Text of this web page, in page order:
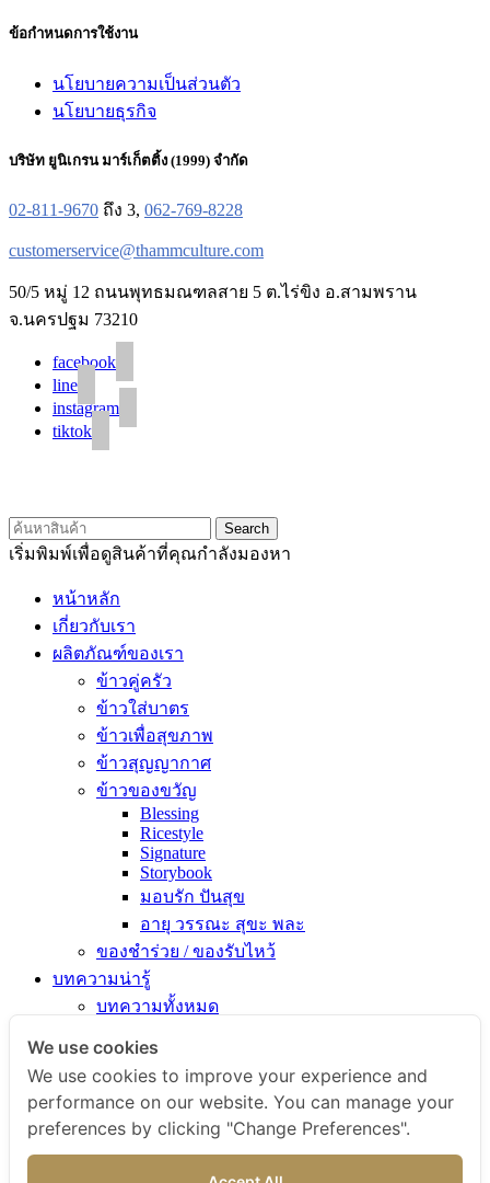
ข้อกำหนดการใช้งาน
นโยบายความเป็นส่วนตัว
นโยบายธุรกิจ
บริษัท ยูนิเกรน มาร์เก็ตติ้ง (1999) จำกัด
02-811-9670 ถึง 3, 062-769-8228
customerservice@thammculture.com
50/5 หมู่ 12 ถนนพุทธมณฑลสาย 5 ต.ไร่ขิง อ.สามพราน
จ.นครปฐม 73210
facebook
line
instagram
tiktok
Search
เริ่มพิมพ์เพื่อดูสินค้าที่คุณกำลังมองหา
หน้าหลัก
เกี่ยวกับเรา
ผลิตภัณฑ์ของเรา
ข้าวคู่ครัว
ข้าวใส่บาตร
ข้าวเพื่อสุขภาพ
ข้าวสุญญากาศ
ข้าวของขวัญ
Blessing
Ricestyle
Signature
Storybook
มอบรัก ปันสุข
อายุ วรรณะ สุขะ พละ
ของชำร่วย / ของรับไหว้
บทความน่ารู้
บทความทั้งหมด
ไขข้อสงสัยเรื่องข้าว
คัมภีร์เข้าครัว
สารพัดเมนูอร่อย
สุขภาพดีกับข้าวธรรม
We use cookies
We use cookies to improve your experience and
performance on our website. You can manage your
preferences by clicking "Change Preferences".